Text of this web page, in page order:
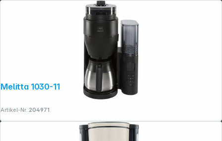
Melitta 1030-11 AromaFresh Therm Pro
Artikel-Nr.:204971